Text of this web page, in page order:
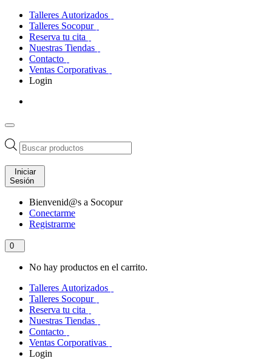
Talleres Autorizados
Talleres Socopur
Reserva tu cita
Nuestras Tiendas
Contacto
Ventas Corporativas
Login
Búsqueda
de
productos
Iniciar
Sesión
Bienvenid@s a Socopur
Conectarme
Registrarme
0
No hay productos en el carrito.
Talleres Autorizados
Talleres Socopur
Reserva tu cita
Nuestras Tiendas
Contacto
Ventas Corporativas
Login